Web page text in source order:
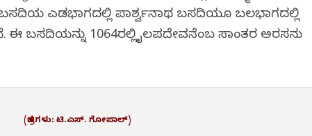
ಎಡಭಾಗದಲ್ಲಿ ಪಾರ್ಶ್ವನಾಥ ಬಸದಿಯೂ ಬಲಭಾಗದಲ್ಲಿ
ಬಸದಿಯನ್ನು 1064ರಲ್ಲಿ ತೈಲಪದೇವನೆಂಬ ಸಾಂತರ ಅರಸನು
(ಚಿತ್ರಗಳು: ಟಿ.ಎಸ್. ಗೋಪಾಲ್)